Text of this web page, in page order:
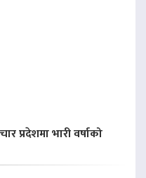
प्रदेशमा भारी वर्षाको